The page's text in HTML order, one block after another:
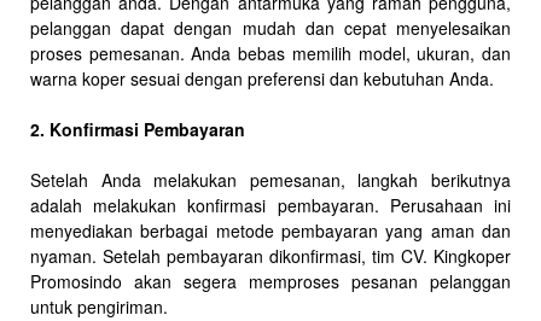
pelanggan dapat dengan mudah dan cepat menyelesaikan
proses pemesanan. Anda bebas memilih model, ukuran, dan
warna koper sesuai dengan preferensi dan kebutuhan Anda.
2. Konfirmasi Pembayaran
Setelah Anda melakukan pemesanan, langkah berikutnya
adalah melakukan konfirmasi pembayaran. Perusahaan ini
menyediakan berbagai metode pembayaran yang aman dan
nyaman. Setelah pembayaran dikonfirmasi, tim CV. Kingkoper
Promosindo akan segera memproses pesanan pelanggan
untuk pengiriman.